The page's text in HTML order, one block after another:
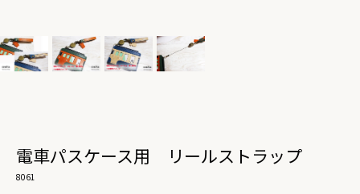
電車パスケース用 リールストラップ
8061